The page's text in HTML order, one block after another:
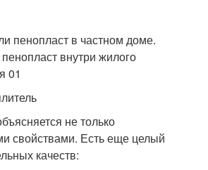
не только
свойствами. Есть еще целый
качеств: